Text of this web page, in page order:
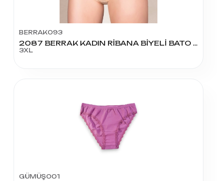
BERRAK093
2087 BERRAK KADIN RİBANA BİYELİ BATO AÇIK RENK XXXL BEDEN
3XL
GÜMÜŞ001